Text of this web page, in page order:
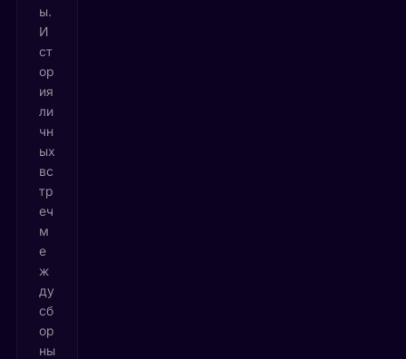
ы.
И
ст
ор
ия
ли
чн
ых
вс
тр
еч
м
е
ж
ду
сб
ор
ны